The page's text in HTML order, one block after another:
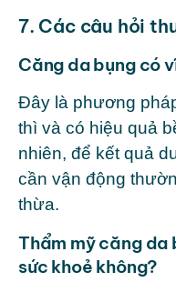
7. Các câu hỏi
Căng da bụng có
Đây là phương
thì và có hiệu quả
nhiên, để kết quả
cần vận động
thừa.
Thẩm mỹ căng da
sức khoẻ không?